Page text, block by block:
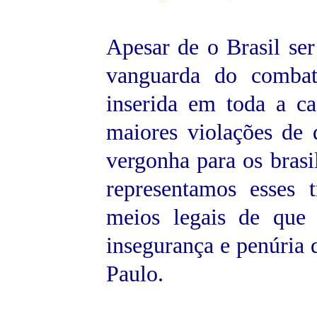
Apesar de o Brasil
vanguarda do
inserida em toda a
maiores violações
vergonha para os
representamos
meios legais de
insegurança e penúria
Paulo.